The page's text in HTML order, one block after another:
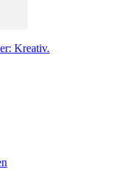
Kreativ.